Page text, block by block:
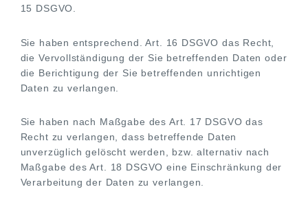
15 DSGVO.
Sie haben entsprechend. Art. 16 DSGVO das Recht,
die Vervollständigung der Sie betreffenden Daten oder
die Berichtigung der Sie betreffenden unrichtigen
Daten zu verlangen.
Sie haben nach Maßgabe des Art. 17 DSGVO das
Recht zu verlangen, dass betreffende Daten
unverzüglich gelöscht werden, bzw. alternativ nach
Maßgabe des Art. 18 DSGVO eine Einschränkung der
Verarbeitung der Daten zu verlangen.